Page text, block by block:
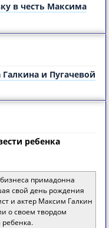
в честь Максима
и Пугачевой
ребенка
примадонна
свой день рождения
и актер Максим Галкин
о своем твордом